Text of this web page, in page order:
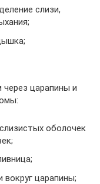
слизи,
через царапины и
оболочек
вокруг царапины;